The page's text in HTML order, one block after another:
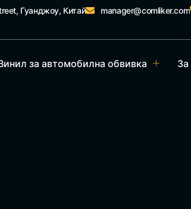
Гуанджоу, Китай manager@comliker.com
за автомобилна обвивка За